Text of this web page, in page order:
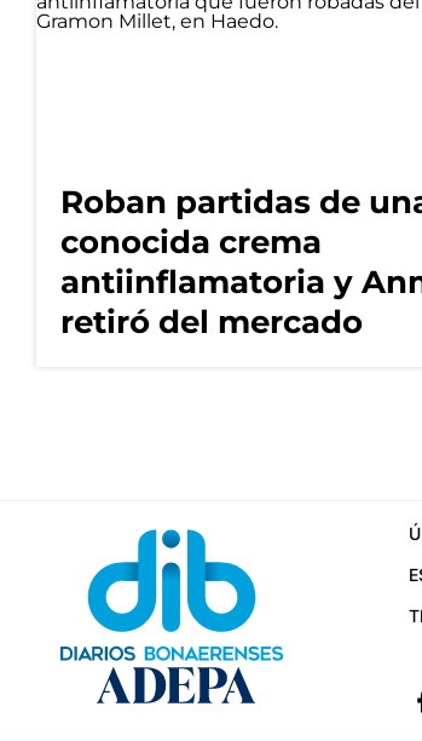
Roban partidas de
conocida crema
antiinflamatoria y
retiró del mercado